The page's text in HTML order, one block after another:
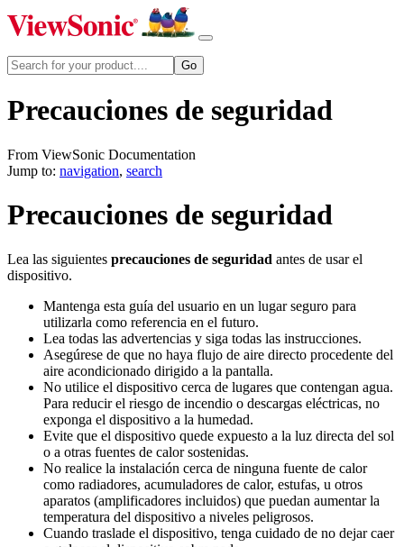
Precauciones de seguridad
From ViewSonic Documentation
Jump to: navigation, search
Precauciones de seguridad
Lea las siguientes precauciones de seguridad antes de usar el
dispositivo.
Mantenga esta guía del usuario en un lugar seguro para
utilizarla como referencia en el futuro.
Lea todas las advertencias y siga todas las instrucciones.
Asegúrese de que no haya flujo de aire directo procedente del
aire acondicionado dirigido a la pantalla.
No utilice el dispositivo cerca de lugares que contengan agua.
Para reducir el riesgo de incendio o descargas eléctricas, no
exponga el dispositivo a la humedad.
Evite que el dispositivo quede expuesto a la luz directa del sol
o a otras fuentes de calor sostenidas.
No realice la instalación cerca de ninguna fuente de calor
como radiadores, acumuladores de calor, estufas, u otros
aparatos (amplificadores incluidos) que puedan aumentar la
temperatura del dispositivo a niveles peligrosos.
Cuando traslade el dispositivo, tenga cuidado de no dejar caer